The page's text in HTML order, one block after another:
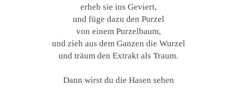
erheb sie ins Geviert,
und füge dazu den Purzel
von einem Purzelbaum,
und zieh aus dem Ganzen die Wurzel
und träum den Extrakt als Traum.
Dann wirst du die Hasen sehen